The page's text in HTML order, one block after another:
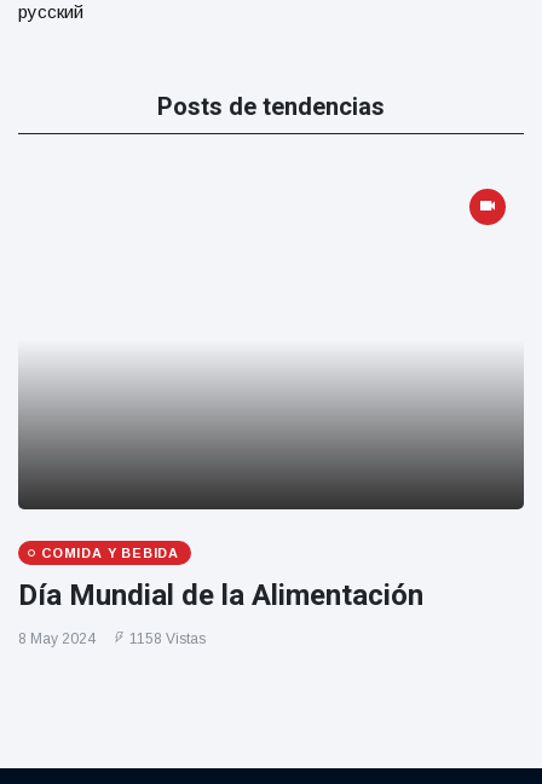
русский
Posts de tendencias
COMIDA Y BEBIDA
Día Mundial de la Alimentación
8 May 2024 1158 Vistas